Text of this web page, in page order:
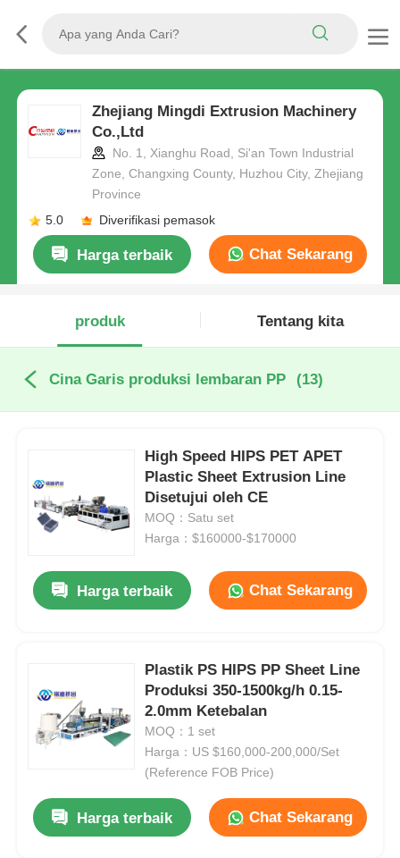
Zhejiang Mingdi Extrusion Machinery
Co.,Ltd
No. 1, Xianghu Road, Si'an Town Industrial
Zone, Changxing County, Huzhou City, Zhejiang
Province
5.0
Diverifikasi pemasok
Harga terbaik Chat Sekarang
produk Tentang kita
Cina Garis produksi lembaran PP (13)
High Speed HIPS PET APET
Plastic Sheet Extrusion Line
Disetujui oleh CE
MOQ：Satu set
Harga：$160000-$170000
Harga terbaik Chat Sekarang
Plastik PS HIPS PP Sheet Line
Produksi 350-1500kg/h 0.15-
2.0mm Ketebalan
MOQ：1 set
Harga：US $160,000-200,000/Set
(Reference FOB Price)
Harga terbaik Chat Sekarang